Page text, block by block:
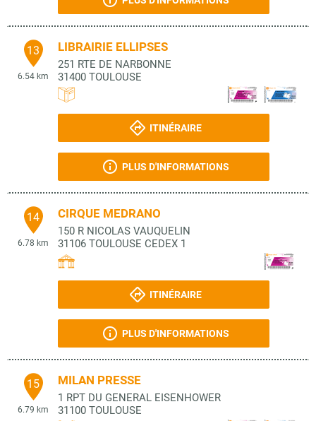
13
6.54 km
LIBRAIRIE ELLIPSES
251 RTE DE NARBONNE
31400 TOULOUSE
ITINÉRAIRE
PLUS D'INFORMATIONS
14
6.78 km
CIRQUE MEDRANO
150 R NICOLAS VAUQUELIN
31106 TOULOUSE CEDEX 1
ITINÉRAIRE
PLUS D'INFORMATIONS
15
6.79 km
MILAN PRESSE
1 RPT DU GENERAL EISENHOWER
31100 TOULOUSE